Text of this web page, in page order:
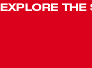
EXPLORE THE